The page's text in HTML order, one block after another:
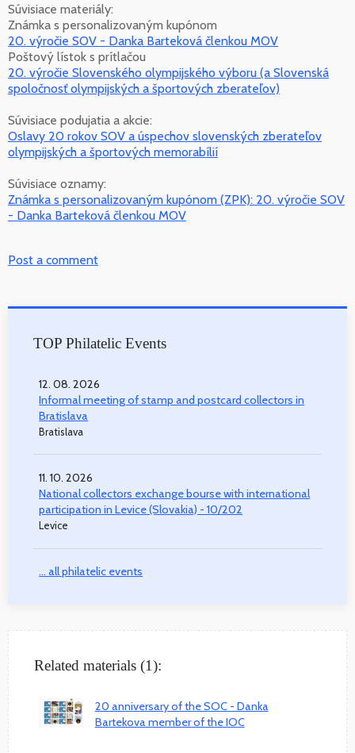
Súvisiace materiály:
Známka s personalizovaným kupónom
20. výročie SOV - Danka Barteková členkou MOV
Poštový lístok s prítlačou
20. výročie Slovenského olympijského výboru (a Slovenská
spoločnosť olympijských a športových zberateľov)
Súvisiace podujatia a akcie:
Oslavy 20 rokov SOV a úspechov slovenských zberateľov
olympijských a športových memorabílií
Súvisiace oznamy:
Známka s personalizovaným kupónom (ZPK): 20. výročie SOV
- Danka Barteková členkou MOV
Post a comment
TOP Philatelic Events
12. 08. 2026
Informal meeting of stamp and postcard collectors in
Bratislava
Bratislava
11. 10. 2026
National collectors exchange bourse with international
participation in Levice (Slovakia) - 10/202
Levice
... all philatelic events
Related materials (1):
20 anniversary of the SOC - Danka
Bartekova member of the IOC